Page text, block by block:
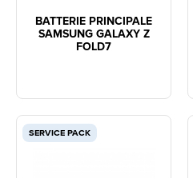
BATTERIE PRINCIPALE
SAMSUNG GALAXY Z
FOLD7
SERVICE PACK